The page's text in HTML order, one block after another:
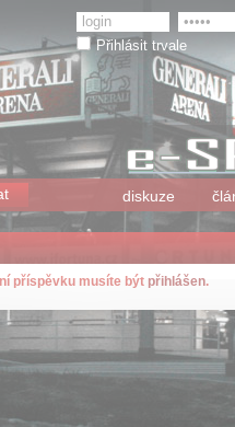
příspěvku musíte být přihlášen.
Přihlásit trvale
diskuze